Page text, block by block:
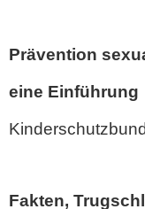
Prävention
eine Einführung
Fakten,